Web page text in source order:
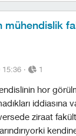
mühendislik
15:36 · 1
hor
iddiasına
ziraat